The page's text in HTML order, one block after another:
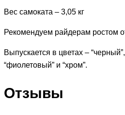
Вес самоката – 3,05 кг
Рекомендуем райдерам ростом
Выпускается в цветах –
“фиолетовый” и “хром”.
Отзывы